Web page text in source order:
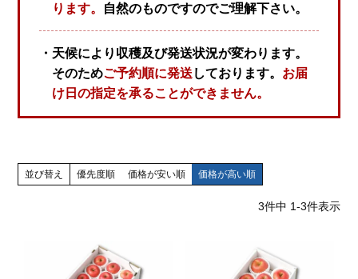
ります。 自然のものですのでご理解下さい。
・天候により収穫及び発送状況が変わります。
そのためご予約順に発送 しております。 お届
け日の指定を承ることができません。
並び替え 優先度順 価格が安い順 価格が高い順
3件中 1-3件表示